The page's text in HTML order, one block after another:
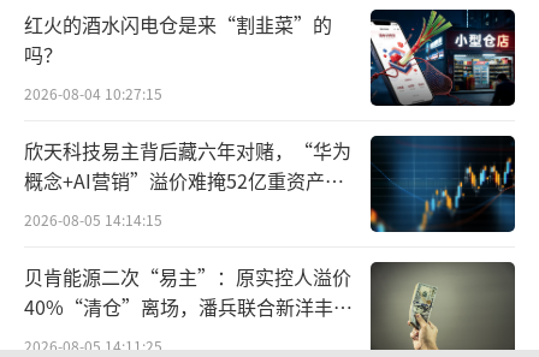
但更具想象力的，则来自国际板块。据财
报显示，2024年Q1携程出境机酒预订均超过10
0%，恢复到了2019年的9成以上。携程CEO孙
洁在电话会上透露，携程国际版Trip.com一季
度总收入同比增长约80%。入境游对Trip.com
的收入贡献达20%，而Trip.com对携程集团一
季度收入的贡献约10%，其中超70%来自亚洲
市场。
红火的酒水闪电仓是来“割韭菜”的
吗？
2026-08-04 10:27:15
欣天科技易主背后藏六年对赌，“华为
概念+AI营销”溢价难掩52亿重资产考
验
2026-08-05 14:14:15
贝肯能源二次“易主”：原实控人溢价
40%“清仓”离场，潘兵联合新洋丰、
宏科百世拟入主
2026-08-05 14:11:25